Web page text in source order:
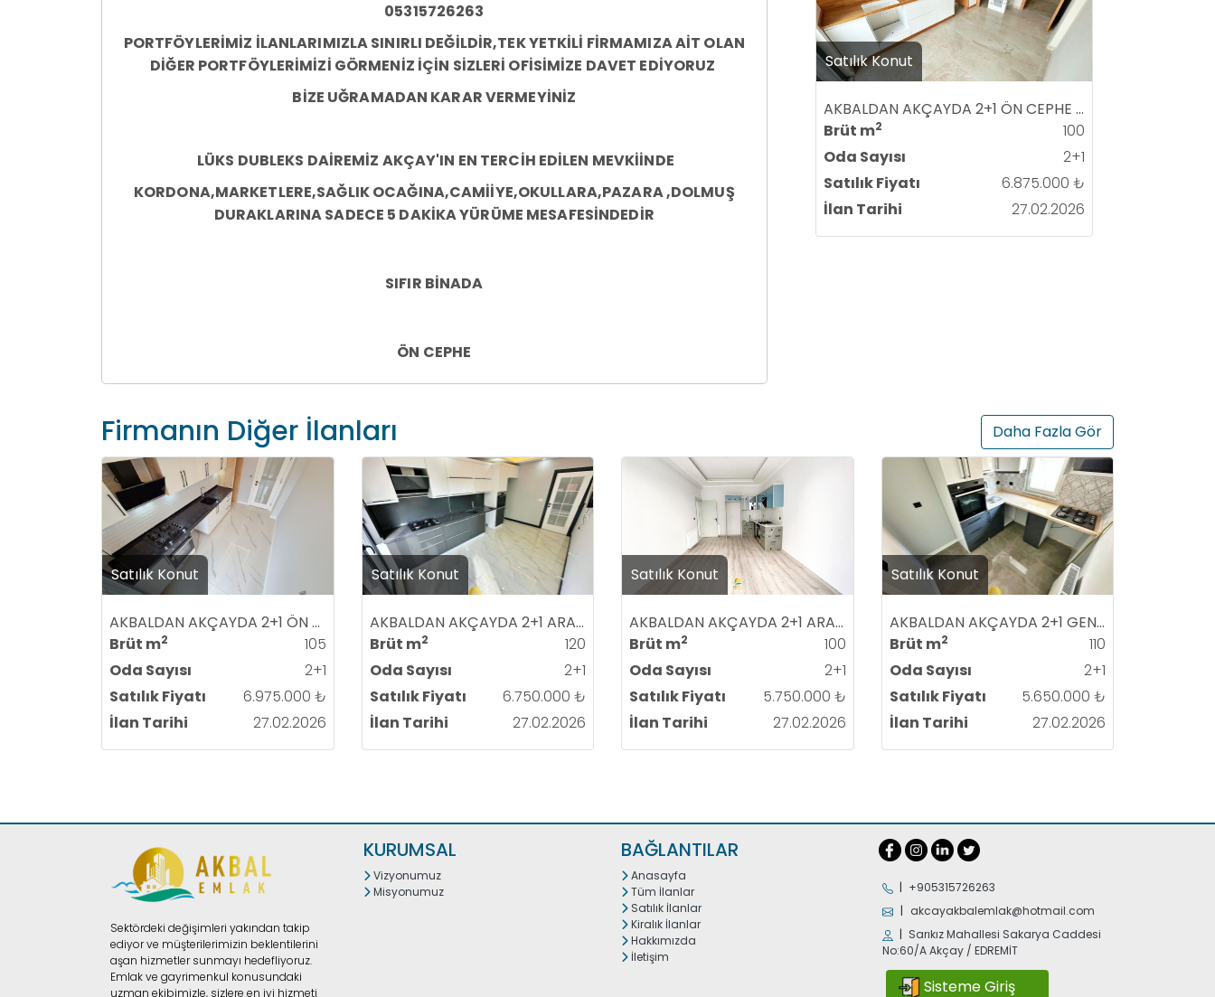
05315726263
PORTFÖYLERİMİZ İLANLARIMIZLA SINIRLI DEĞİLDİR,TEK YETKİLİ FİRMAMIZA AİT OLAN
DİĞER PORTFÖYLERİMİZİ GÖRMENİZ İÇİN SİZLERİ OFİSİMİZE DAVET EDİYORUZ
BİZE UĞRAMADAN KARAR VERMEYİNİZ
LÜKS DUBLEKS DAİREMİZ AKÇAY'IN EN TERCİH EDİLEN MEVKİİNDE
KORDONA,MARKETLERE,SAĞLIK OCAĞINA,CAMİİYE,OKULLARA,PAZARA ,DOLMUŞ
DURAKLARINA SADECE 5 DAKİKA YÜRÜME MESAFESİNDEDİR
SIFIR BİNADA
ÖN CEPHE
4 ODA 1 SALON
180 M2
KIŞ BAHÇESİ YAPMAYA UYGUN GENİŞ ÇİFT TERASLI
KAPALI AYRI MUTFAK(3 LÜ ANKASTRE SET)
ÇİFT HİLTON BANYO WC (EBEVEYN BANYOSU)
AYNALI DEKOR VESTİYERLİ
Satılık Konut
AKBALDAN AKÇAYDA 2+1 ÖN CEPHE SIFIR LÜKS SATILIK DAİRE
Brüt m2
100
Oda Sayısı
2+1
Satılık Fiyatı
6.875.000 ₺
İlan Tarihi
27.02.2026
Firmanın Diğer İlanları Daha Fazla Gör
Satılık Konut
AKBALDAN AKÇAYDA 2+1 ÖN CEPHE ARA KAT SIFIR LÜKS SATILIK DAİRE
Brüt m2
105
Oda Sayısı
2+1
Satılık Fiyatı
6.975.000 ₺
İlan Tarihi
27.02.2026
Satılık Konut
AKBALDAN AKÇAYDA 2+1 ARA KAT YÜKSEK KREDİLİ LÜKS SIFIR SATILIK DAİRE
Brüt m2
120
Oda Sayısı
2+1
Satılık Fiyatı
6.750.000 ₺
İlan Tarihi
27.02.2026
Satılık Konut
AKBALDAN AKÇAYDA 2+1 ARA KAT ASANSÖRLÜ SIFIR LÜKS SATILIK DAİRE
Brüt m2
100
Oda Sayısı
2+1
Satılık Fiyatı
5.750.000 ₺
İlan Tarihi
27.02.2026
Satılık Konut
AKBALDAN AKÇAYDA 2+1 GENİŞ BALKONLU AYRI MUTFAK SIFIR LÜKS SATILIK DAİRE
Brüt m2
110
Oda Sayısı
2+1
Satılık Fiyatı
5.650.000 ₺
İlan Tarihi
27.02.2026
Sektördeki değişimleri yakından takip
ediyor ve müşterilerimizin beklentilerini
aşan hizmetler sunmayı hedefliyoruz.
Emlak ve gayrimenkul konusundaki
uzman ekibimizle, sizlere en iyi hizmeti
KURUMSAL
Vizyonumuz
Misyonumuz
BAĞLANTILAR
Anasayfa
Tüm İlanlar
Satılık İlanlar
Kiralık İlanlar
Hakkımızda
İletişim
| +905315726263
| akcayakbalemlak@hotmail.com
| Sarıkız Mahallesi Sakarya Caddesi
No:60/A Akçay / EDREMİT
Sisteme Giriş